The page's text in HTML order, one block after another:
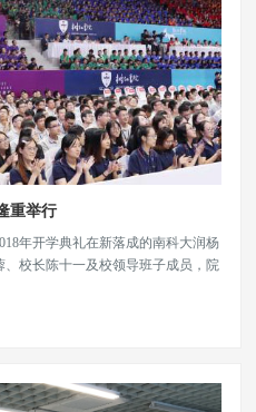
重举行
年开学典礼在新落成的南科大润杨
校长陈十一及校领导班子成员，院